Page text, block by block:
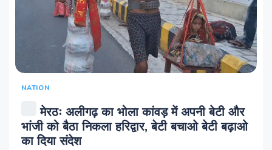
NATION
मेरठः अलीगढ़ का भोला कांवड़ में अपनी बेटी और
भांजी को बैठा निकला हरिद्वार, बेटी बचाओ बेटी बढ़ाओ
का दिया संदेश